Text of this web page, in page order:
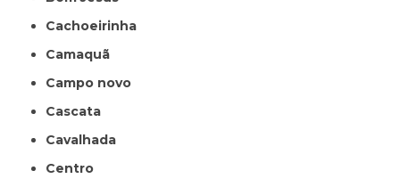
Cachoeirinha
Camaquã
Campo novo
Cascata
Cavalhada
Centro